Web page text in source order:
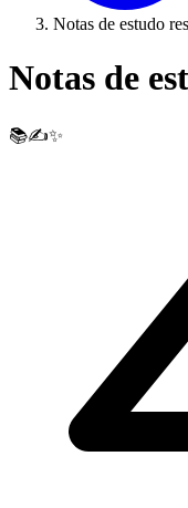
Notas de estudo
Notas de
📚✍️✨